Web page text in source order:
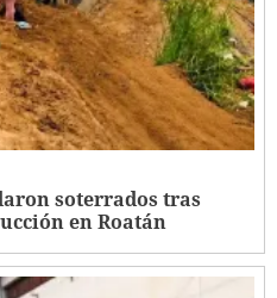
soterrados tras
en Roatán